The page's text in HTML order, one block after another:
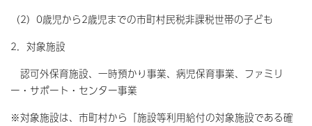
（2）0歳児から2歳児までの市町村民税非課税世帯の子ども
2．対象施設
認可外保育施設、一時預かり事業、病児保育事業、ファミリ
ー・サポート・センター事業
※対象施設は、市町村から「施設等利用給付の対象施設である確